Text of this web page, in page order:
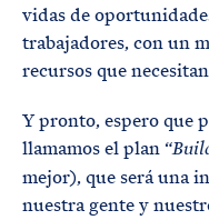
vidas de
trabajadores, con un
recursos que
Y pronto, espero que
llamamos el plan “
mejor), que será una
nuestra gente y